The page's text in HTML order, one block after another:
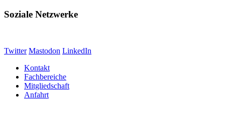
Soziale Netzwerke
Twitter Mastodon LinkedIn
Kontakt
Fachbereiche
Mitgliedschaft
Anfahrt